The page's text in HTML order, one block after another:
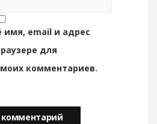
имя, email и адрес
для
комментариев.